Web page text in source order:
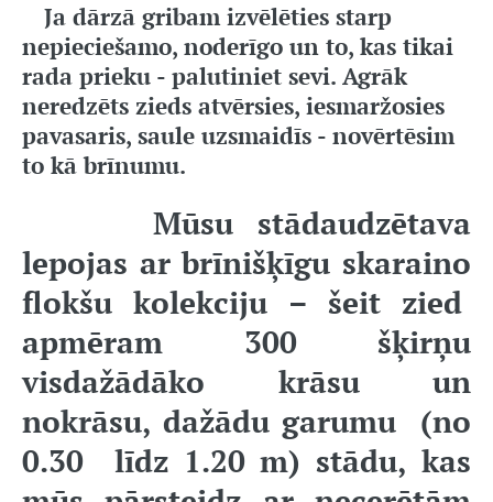
Ja dārzā gribam izvēlēties starp
nepieciešamo, noderīgo un to, kas tikai
rada prieku - palutiniet sevi. Agrāk
neredzēts zieds atvērsies, iesmaržosies
pavasaris, saule uzsmaidīs - novērtēsim
to kā brīnumu.
Mūsu stādaudzētava
lepojas ar brīnišķīgu skaraino
flokšu kolekciju – šeit zied
apmēram 300 šķirņu
visdažādāko krāsu un
nokrāsu, dažādu garumu (no
0.30 līdz 1.20 m) stādu, kas